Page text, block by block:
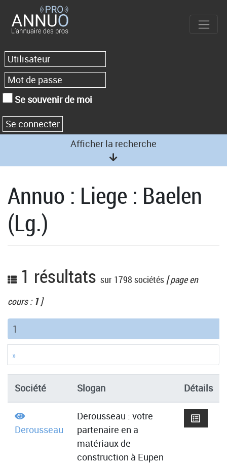
Se souvenir de moi
Afficher la recherche
Annuo : Liege : Baelen
(Lg.)
1 résultats sur 1798 sociétés [ page en
cours : 1]
1
»
Société Slogan Détails
Derousseau
Derousseau : votre
partenaire en a
matériaux de
construction à Eupen